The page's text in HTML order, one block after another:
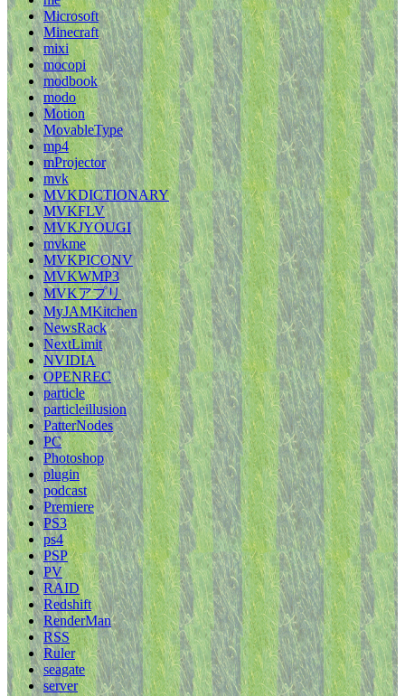
Microsoft
Minecraft
mixi
mocopi
modbook
modo
Motion
MovableType
mp4
mProjector
mvk
MVKDICTIONARY
MVKFLV
MVKJYOUGI
mvkme
MVKPICONV
MVKWMP3
MVKアプリ
MyJAMKitchen
NewsRack
NextLimit
NVIDIA
OPENREC
particle
particleillusion
PatterNodes
PC
Photoshop
plugin
podcast
Premiere
PS3
ps4
PSP
PV
RAID
Redshift
RenderMan
RSS
Ruler
seagate
server